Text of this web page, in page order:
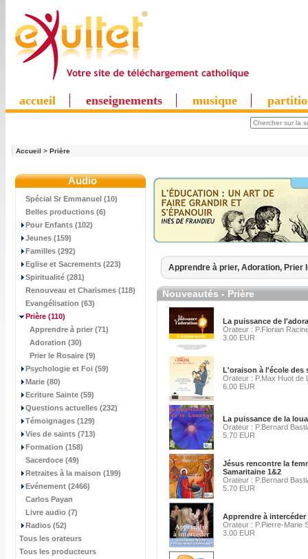
accueil enseignements musique
Accueil > Prière
Audio
Spécial Sr Emmanuel (10)
Belles productions (6)
Pour Enfants (102)
Jeunes (159)
Familles (292)
Eglise et Sacrements (223)
Spiritualité (281)
Renouveau et Charismes (118)
Evangélisation (63)
Prière (110)
Apprendre à prier (71)
Adoration (30)
Prier le Rosaire (9)
Psychologie et Foi (59)
Marie (80)
Ecriture Sainte (59)
Questions actuelles (232)
Témoignages (129)
Vies de saints (713)
Formation (158)
Sacerdoce (49)
Retraites à la maison (199)
Evénement (2466)
Carlos Payan
Livre audio (7)
Radios (52)
Tous les orateurs
Tous les producteurs
Apprendre à prier, Adoration, Prier
Nouveautés - Prière
La puissance de
Orateur : P.Florian
3.00 EUR
L'oraison à l'école des
Orateur : P.Max Huot de
6.00 EUR
La puissance de la
Orateur : P.Bernard
5.70 EUR
Jésus rencontre la
Samaritaine 1&2
Orateur : P.Bernard
5.70 EUR
Apprendre à intercéder
Orateur : P.Pierre-Marie
3.00 EUR